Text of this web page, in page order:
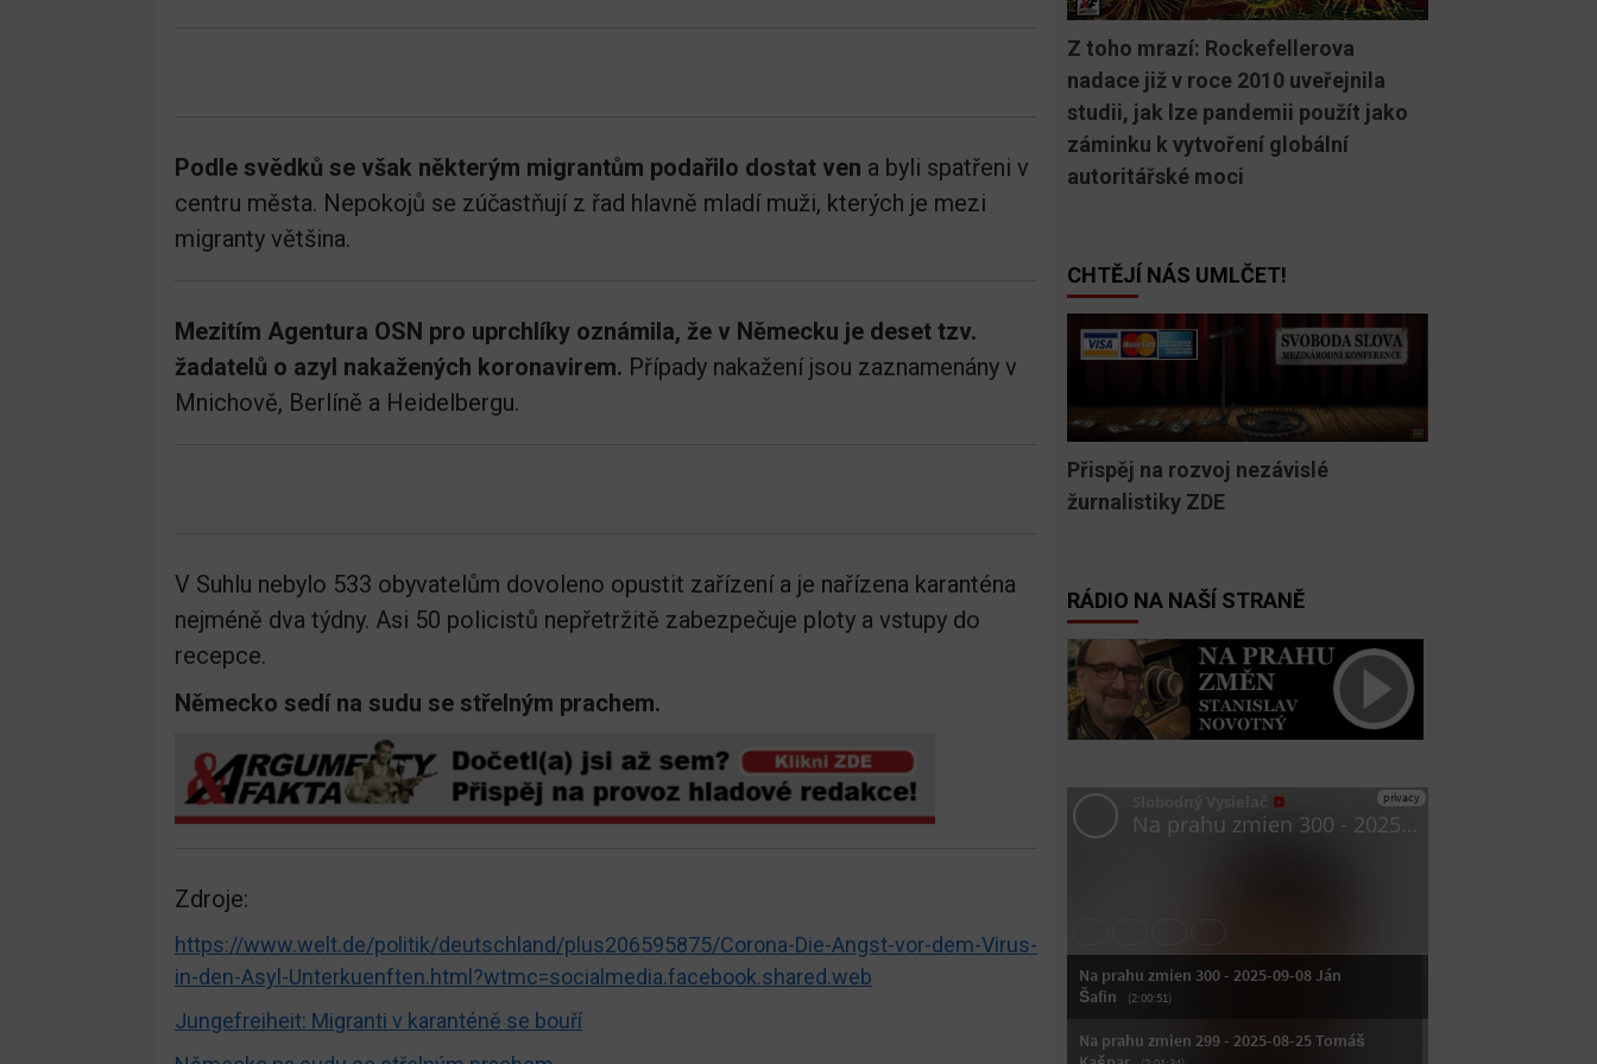
Podle svědků se však některým migrantům podařilo dostat ven a byli spatřeni v
centru města. Nepokojů se zúčastňují z řad hlavně mladí muži, kterých je mezi
migranty většina.
Mezitím Agentura OSN pro uprchlíky oznámila, že v Německu je deset tzv.
žadatelů o azyl nakažených koronavirem. Případy nakažení jsou zaznamenány v
Mnichově, Berlíně a Heidelbergu.
V Suhlu nebylo 533 obyvatelům dovoleno opustit zařízení a je nařízena karanténa
nejméně dva týdny. Asi 50 policistů nepřetržitě zabezpečuje ploty a vstupy do
recepce.
Německo sedí na sudu se střelným prachem.
Zdroje:
https://www.welt.de/politik/deutschland/plus206595875/Corona-Die-Angst-vor-dem-Virus-
in-den-Asyl-Unterkuenften.html?wtmc=socialmedia.facebook.shared.web
Jungefreiheit: Migranti v karanténě se bouří
Z toho mrazí: Rockefellerova
nadace již v roce 2010 uveřejnila
studii, jak lze pandemii použít jako
záminku k vytvoření globální
autoritářské moci
CHTĚJÍ NÁS UMLČET!
Přispěj na rozvoj nezávislé
žurnalistiky ZDE
RÁDIO NA NAŠÍ STRANĚ